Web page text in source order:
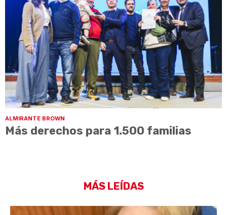
ALMIRANTE BROWN
Más derechos para 1.500 familias
MÁS LEÍDAS